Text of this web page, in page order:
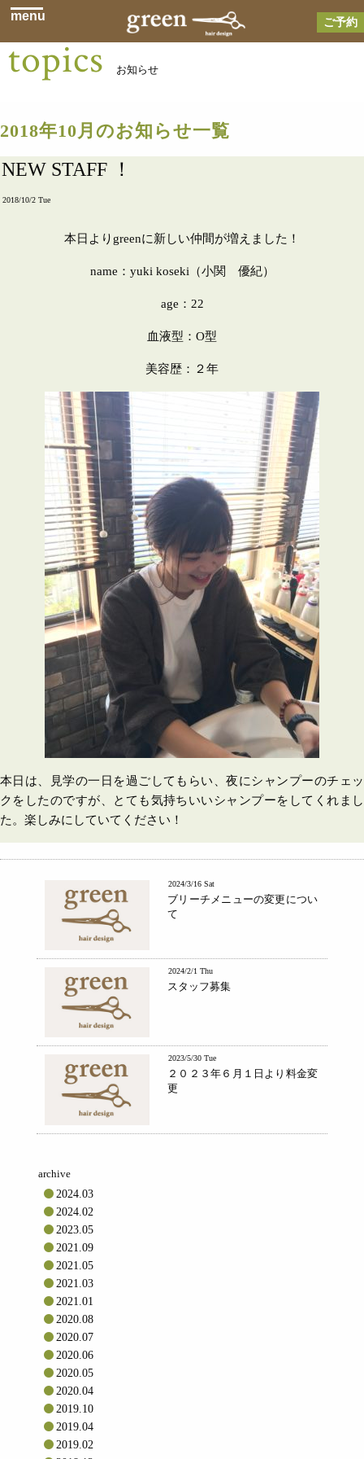
ご予約
menu
topics お知らせ
2018年10月のお知らせ一覧
NEW STAFF ！
2018/10/2 Tue
本日よりgreenに新しい仲間が増えました！
name：yuki koseki（小関 優紀）
age：22
血液型：O型
美容歴：２年
本日は、見学の一日を過ごしてもらい、夜にシャンプーのチェッ
クをしたのですが、とても気持ちいいシャンプーをしてくれまし
た。楽しみにしていてください！
2024/3/16 Sat
ブリーチメニューの変更につい
て
2024/2/1 Thu
スタッフ募集
2023/5/30 Tue
２０２３年６月１日より料金変
更
archive
2024.03
2024.02
2023.05
2021.09
2021.05
2021.03
2021.01
2020.08
2020.07
2020.06
2020.05
2020.04
2019.10
2019.04
2019.02